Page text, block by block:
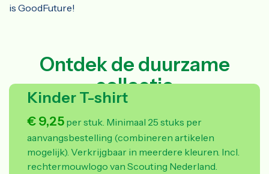
is GoodFuture!
Ontdek de duurzame
collectie
Kinder T-shirt
€ 9,25 per stuk. Minimaal 25 stuks per
aanvangsbestelling (combineren artikelen
mogelijk). Verkrijgbaar in meerdere kleuren. Incl.
rechtermouwlogo van Scouting Nederland.